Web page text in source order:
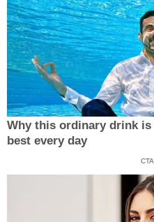
Why this ordinary drink
best every day